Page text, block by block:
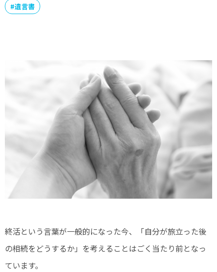
#遺言書
終活という言葉が一般的になった今、「自分が旅立った後
の相続をどうするか」を考えることはごく当たり前となっ
ています。